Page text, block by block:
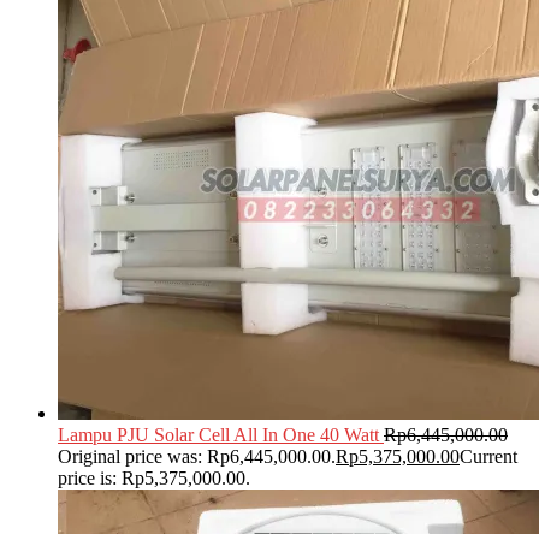
Lampu PJU Solar Cell All In One 40 Watt Rp6,445,000.00
Original price was: Rp6,445,000.00.Rp5,375,000.00Current
price is: Rp5,375,000.00.